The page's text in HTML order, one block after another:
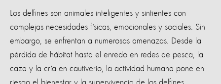
Los delfines son animales inteligentes y sintientes con
complejas necesidades físicas, emocionales y sociales. Sin
embargo, se enfrentan a numerosas amenazas. Desde la
pérdida de hábitat hasta el enredo en redes de pesca, la
caza y la cría en cautiverio, la actividad humana pone en